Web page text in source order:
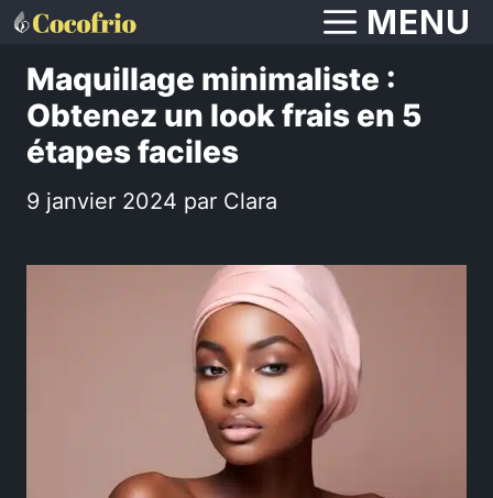
Aller
contenu
MENU
Maquillage minimaliste :
Obtenez un look frais en 5
étapes faciles
9 janvier 2024 par Clara